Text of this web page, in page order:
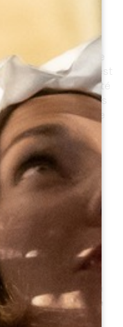
en lumière des
leur
contribuent à
et entrepreneuriale
capturé ici est
de l'authenticité
destination. Nous
visage se cache
qui
à la famille
vivant
s’ajoute à celle
chimiquement. La
été exploitée
de « bio ».